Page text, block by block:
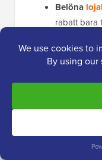
Belöna
rabatt bara
minska
en vanlig
varukorg
in en
dig